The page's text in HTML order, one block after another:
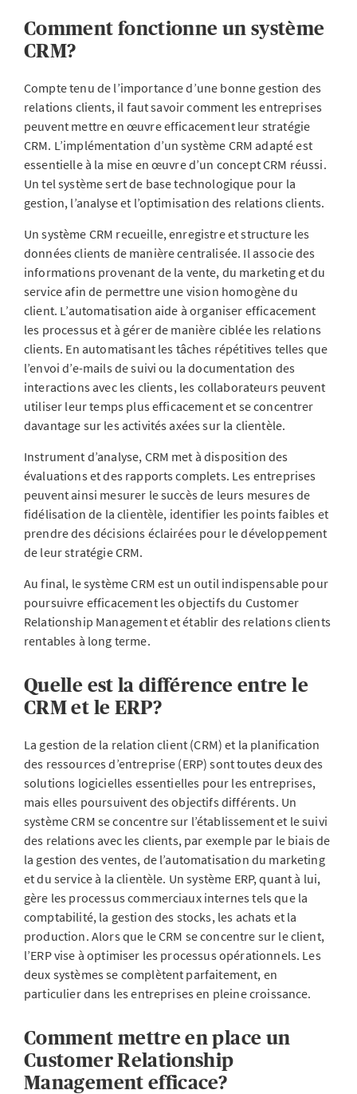
Comment fonctionne un système
CRM?
Compte tenu de l’importance d’une bonne gestion des
relations clients, il faut savoir comment les entreprises
peuvent mettre en œuvre efficacement leur stratégie
CRM. L’implémentation d’un système CRM adapté est
essentielle à la mise en œuvre d’un concept CRM réussi.
Un tel système sert de base technologique pour la
gestion, l’analyse et l’optimisation des relations clients.
Un système CRM recueille, enregistre et structure les
données clients de manière centralisée. Il associe des
informations provenant de la vente, du marketing et du
service afin de permettre une vision homogène du
client. L’automatisation aide à organiser efficacement
les processus et à gérer de manière ciblée les relations
clients. En automatisant les tâches répétitives telles que
l’envoi d’e-mails de suivi ou la documentation des
interactions avec les clients, les collaborateurs peuvent
utiliser leur temps plus efficacement et se concentrer
davantage sur les activités axées sur la clientèle.
Instrument d’analyse, CRM met à disposition des
évaluations et des rapports complets. Les entreprises
peuvent ainsi mesurer le succès de leurs mesures de
fidélisation de la clientèle, identifier les points faibles et
prendre des décisions éclairées pour le développement
de leur stratégie CRM.
Au final, le système CRM est un outil indispensable pour
poursuivre efficacement les objectifs du Customer
Relationship Management et établir des relations clients
rentables à long terme.
Quelle est la différence entre le
CRM et le ERP?
La gestion de la relation client (CRM) et la planification
des ressources d’entreprise (ERP) sont toutes deux des
solutions logicielles essentielles pour les entreprises,
mais elles poursuivent des objectifs différents. Un
système CRM se concentre sur l’établissement et le suivi
des relations avec les clients, par exemple par le biais de
la gestion des ventes, de l’automatisation du marketing
et du service à la clientèle. Un système ERP, quant à lui,
gère les processus commerciaux internes tels que la
comptabilité, la gestion des stocks, les achats et la
production. Alors que le CRM se concentre sur le client,
l’ERP vise à optimiser les processus opérationnels. Les
deux systèmes se complètent parfaitement, en
particulier dans les entreprises en pleine croissance.
Comment mettre en place un
Customer Relationship
Management efficace?